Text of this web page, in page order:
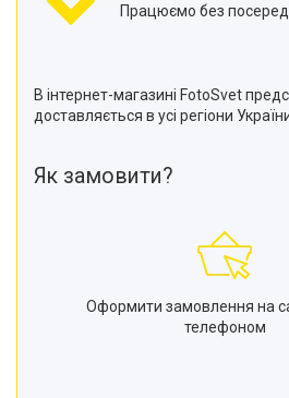
Працюємо без
В інтернет-магазині FotoSvet
доставляється в усі регіони
Як замовити?
Оформити замовлення на
телефоном